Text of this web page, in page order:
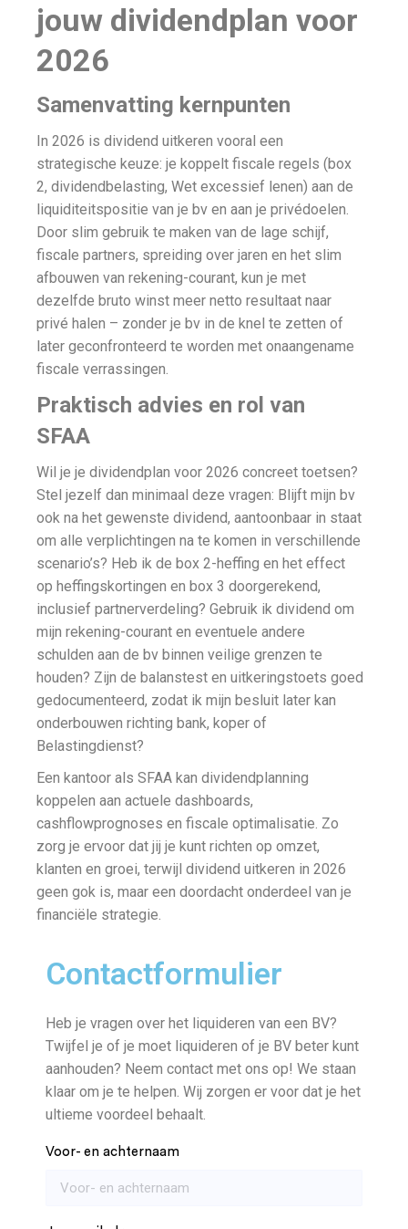
jouw dividendplan voor
2026
Samenvatting kernpunten
In 2026 is dividend uitkeren vooral een
strategische keuze: je koppelt fiscale regels (box
2, dividendbelasting, Wet excessief lenen) aan de
liquiditeitspositie van je bv en aan je privédoelen.
Door slim gebruik te maken van de lage schijf,
fiscale partners, spreiding over jaren en het slim
afbouwen van rekening-courant, kun je met
dezelfde bruto winst meer netto resultaat naar
privé halen – zonder je bv in de knel te zetten of
later geconfronteerd te worden met onaangename
fiscale verrassingen.
Praktisch advies en rol van
SFAA
Wil je je dividendplan voor 2026 concreet toetsen?
Stel jezelf dan minimaal deze vragen: Blijft mijn bv
ook na het gewenste dividend, aantoonbaar in staat
om alle verplichtingen na te komen in verschillende
scenario’s? Heb ik de box 2-heffing en het effect
op heffingskortingen en box 3 doorgerekend,
inclusief partnerverdeling? Gebruik ik dividend om
mijn rekening-courant en eventuele andere
schulden aan de bv binnen veilige grenzen te
houden? Zijn de balanstest en uitkeringstoets goed
gedocumenteerd, zodat ik mijn besluit later kan
onderbouwen richting bank, koper of
Belastingdienst?
Een kantoor als SFAA kan dividendplanning
koppelen aan actuele dashboards,
cashflowprognoses en fiscale optimalisatie. Zo
zorg je ervoor dat jij je kunt richten op omzet,
klanten en groei, terwijl dividend uitkeren in 2026
geen gok is, maar een doordacht onderdeel van je
financiële strategie.
Contactformulier
Heb je vragen over het liquideren van een BV?
Twijfel je of je moet liquideren of je BV beter kunt
aanhouden? Neem contact met ons op! We staan
klaar om je te helpen. Wij zorgen er voor dat je het
ultieme voordeel behaalt.
Voor- en achternaam